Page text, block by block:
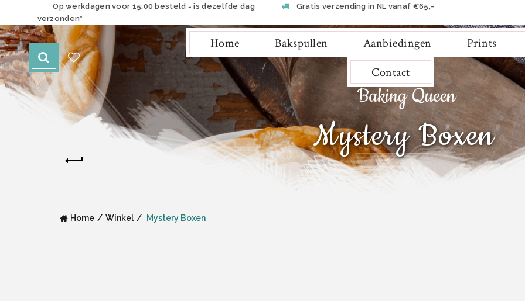
Op werkdagen voor 15:00 besteld = is dezelfde dag
verzonden*
Gratis verzending in NL vanaf €65,-
Home Bakspullen Aanbiedingen Prints
Contact
Mystery Boxen
Home Winkel Mystery Boxen